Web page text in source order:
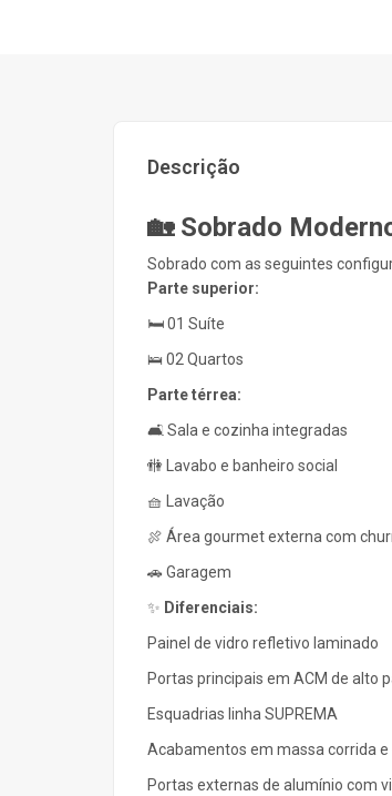
Descrição
🏡 Sobrado
Sobrado com as seguintes
Parte superior:
🛏️ 01 Suíte
🛌 02 Quartos
Parte térrea:
🛋️ Sala e cozinha integradas
🚻 Lavabo e banheiro social
🧺 Lavação
🍖 Área gourmet externa com
🚗 Garagem
✨ Diferenciais:
Painel de vidro refletivo laminado
Portas principais em ACM de alto
Esquadrias linha SUPREMA
Acabamentos em massa corrida e
Portas externas de alumínio com